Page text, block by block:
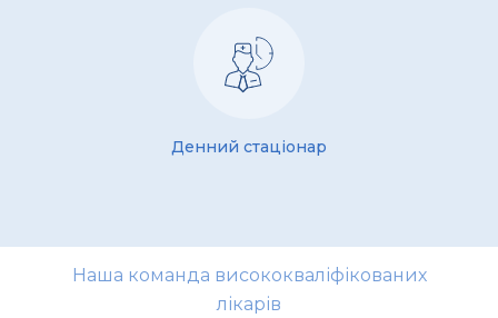
Денний стаціонар
Наша команда висококваліфікованих
лікарів